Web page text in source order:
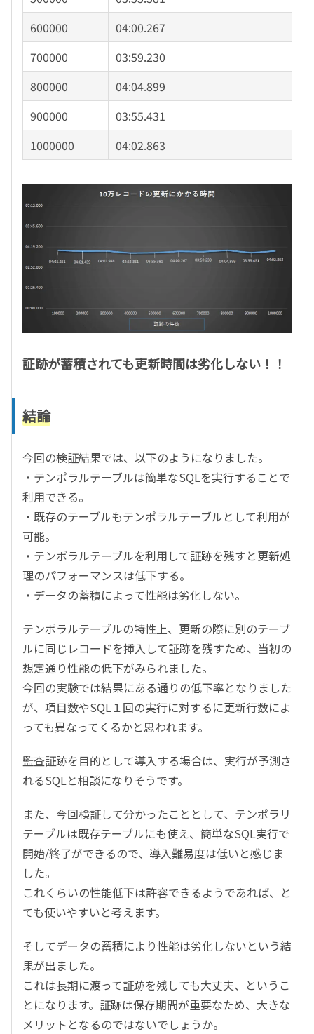
600000
04:00.267
700000
03:59.230
800000
04:04.899
900000
03:55.431
1000000
04:02.863
証跡が蓄積されても更新時間は劣化しない！！
結論
今回の検証結果では、以下のようになりました。
・テンポラルテーブルは簡単なSQLを実行することで
利用できる。
・既存のテーブルもテンポラルテーブルとして利用が
可能。
・テンポラルテーブルを利用して証跡を残すと更新処
理のパフォーマンスは低下する。
・データの蓄積によって性能は劣化しない。
テンポラルテーブルの特性上、更新の際に別のテーブ
ルに同じレコードを挿入して証跡を残すため、当初の
想定通り性能の低下がみられました。
今回の実験では結果にある通りの低下率となりました
が、項目数やSQL１回の実行に対するに更新行数によ
っても異なってくるかと思われます。
監査証跡を目的として導入する場合は、実行が予測さ
れるSQLと相談になりそうです。
また、今回検証して分かったこととして、テンポラリ
テーブルは既存テーブルにも使え、簡単なSQL実行で
開始/終了ができるので、導入難易度は低いと感じま
した。
これくらいの性能低下は許容できるようであれば、と
ても使いやすいと考えます。
そしてデータの蓄積により性能は劣化しないという結
果が出ました。
これは長期に渡って証跡を残しても大丈夫、というこ
とになります。証跡は保存期間が重要なため、大きな
メリットとなるのではないでしょうか。